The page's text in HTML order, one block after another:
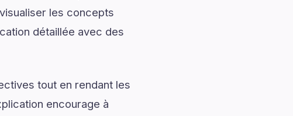
les concepts
détaillée avec des
tout en rendant les
encourage à